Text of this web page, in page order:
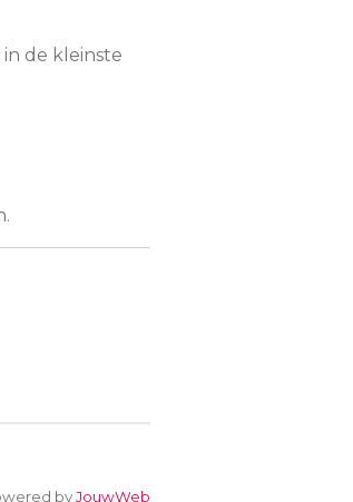
in de kleinste
byJouwWeb